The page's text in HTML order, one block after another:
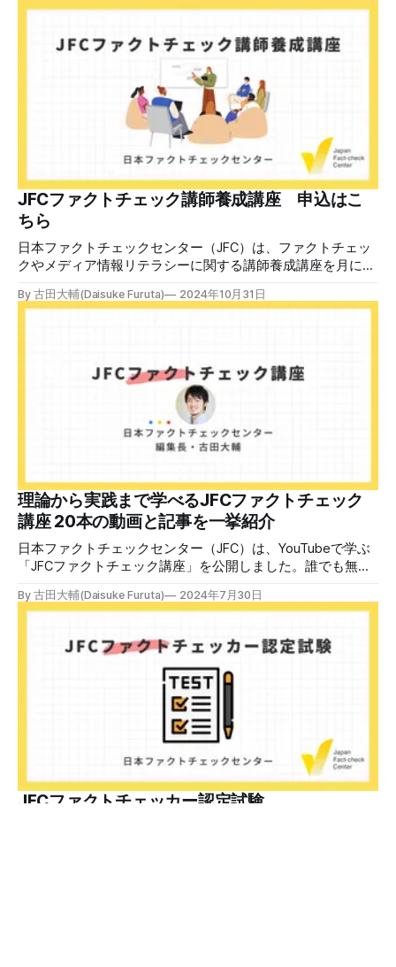
様のメールアドレスと一致しています」と記している。 そ
どうかご確認ください」などと「オンライン確認画面へ」と
いうリンクをクリックするよう誘導している。 本文には、
警視庁の住所（東京都千代田区霞が関2-1-1）も書かれてい
JFCファクトチェック講師養成講座 申込はこ
ちら
日本ファクトチェックセンター（JFC）は、ファクトチェッ
クやメディア情報リテラシーに関する講師養成講座を月に1
認定バッジと教室や職場などで利用可能な教材を提供しま
ファクトチェックセンター（JFC）による講師養成講座で
す。 講師養成講座（オンラインで90分）を受講いただいた
後、修了課題を提出された方には、教室や職場などで利用可
能な教材の提... powered by Peatix : More than a
す。 受講生には教材を提供 デマや不確かな情報が蔓延する
中で、自衛策が求められています。「気をつけて」というだ
けでは、対策になりません。最初から騙されたい人はいませ
ん。誰だって気をつけているのに、誤った情
By 古田大輔(Daisuke Furuta) 2024年10月31日
理論から実践まで学べるJFCファクトチェック
講座 20本の動画と記事を一挙紹介
日本ファクトチェックセンター（JFC）は、YouTubeで学ぶ
「JFCファクトチェック講座」を公開しました。誰でも無料
ファクトチェックやメディアリテラシーの知識を学ぶことが
の日本での影響を調べた2万人調査の紹介や、間違った情報
を信じてしまう背景にある人間のバイアス、大規模に拡散す
るSNSアルゴリズムなどを解説しています。 実践編では、画
像や動画や生成AIなど、偽・誤情報をどのように検証したら
良いかをJFCが検証してきた事例から具体的に学びます。
JFCファクトチェッカー認定試験を開始 2024年7月29日か
ら、これらの内容について習熟度を確認するJFCファクトチ
ェッカー認定試験を開始します。誰でもいつでも受験可能で
す（2024年度中は受験料1000円、2025年度から2000円）。
合格者には様々な技能をデジタル証明するオープンバッジ・
By 古田大輔(Daisuke Furuta) 2024年7月30日
JFCファクトチェッカー認定試験